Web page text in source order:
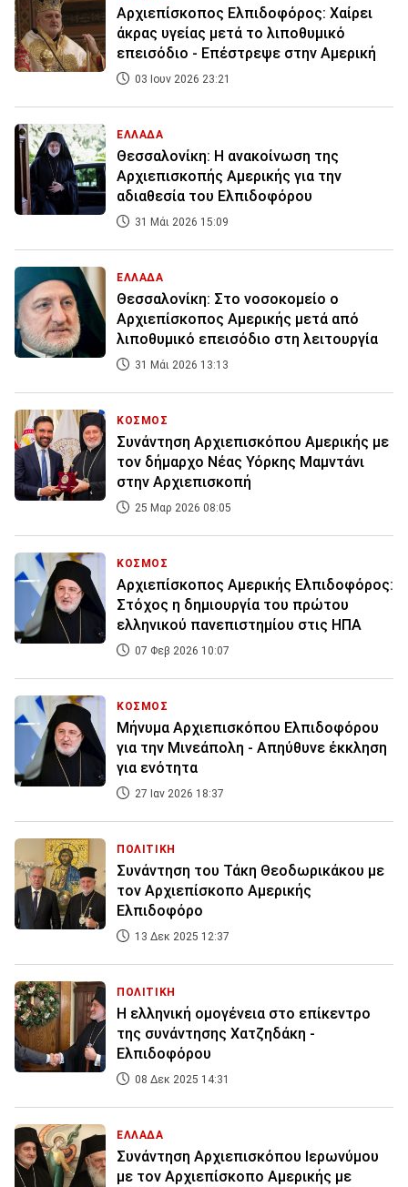
Αρχιεπίσκοπος Ελπιδοφόρος: Χαίρει
άκρας υγείας μετά το λιποθυμικό
επεισόδιο - Επέστρεψε στην Αμερική
03 Ιουν 2026 23:21
ΕΛΛΑΔΑ
Θεσσαλονίκη: H ανακοίνωση της
Αρχιεπισκοπής Αμερικής για την
αδιαθεσία του Ελπιδοφόρου
31 Μάι 2026 15:09
ΕΛΛΑΔΑ
Θεσσαλονίκη: Στο νοσοκομείο ο
Αρχιεπίσκοπος Αμερικής μετά από
λιποθυμικό επεισόδιο στη λειτουργία
31 Μάι 2026 13:13
ΚΟΣΜΟΣ
Συνάντηση Αρχιεπισκόπου Αμερικής με
τον δήμαρχο Νέας Υόρκης Μαμντάνι
στην Αρχιεπισκοπή
25 Μαρ 2026 08:05
ΚΟΣΜΟΣ
Αρχιεπίσκοπος Αμερικής Ελπιδοφόρος:
Στόχος η δημιουργία του πρώτου
ελληνικού πανεπιστημίου στις ΗΠΑ
07 Φεβ 2026 10:07
ΚΟΣΜΟΣ
Μήνυμα Αρχιεπισκόπου Ελπιδοφόρου
για την Μινεάπολη - Απηύθυνε έκκληση
για ενότητα
27 Ιαν 2026 18:37
ΠΟΛΙΤΙΚΗ
Συνάντηση του Τάκη Θεοδωρικάκου με
τον Αρχιεπίσκοπο Αμερικής
Ελπιδοφόρο
13 Δεκ 2025 12:37
ΠΟΛΙΤΙΚΗ
Η ελληνική ομογένεια στο επίκεντρο
της συνάντησης Χατζηδάκη -
Ελπιδοφόρου
08 Δεκ 2025 14:31
ΕΛΛΑΔΑ
Συνάντηση Αρχιεπισκόπου Ιερωνύμου
με τον Αρχιεπίσκοπο Αμερικής με